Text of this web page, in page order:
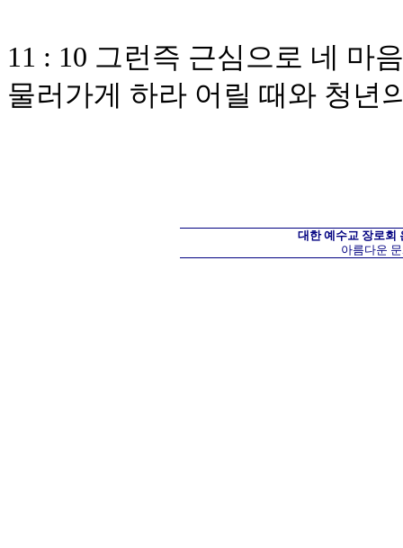
11 : 10 그런즉 근심으로 네 마
물러가게 하라 어릴 때와 청년
대한 예수교 장로회
아름다운